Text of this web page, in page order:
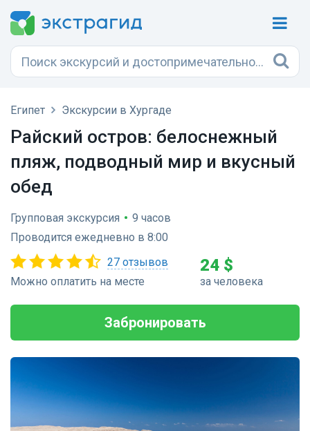
Египет Экскурсии в Хургаде
Райский остров: белоснежный
пляж, подводный мир и вкусный
обед
Групповая экскурсия • 9 часов
Проводится ежедневно в 8:00
27 отзывов
Можно оплатить на месте
24 $
за человека
Забронировать